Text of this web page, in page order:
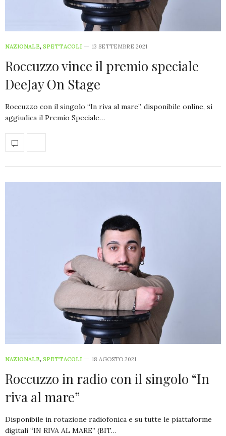
NAZIONALE, SPETTACOLI 13 SETTEMBRE 2021
Roccuzzo vince il premio speciale
DeeJay On Stage
Roccuzzo con il singolo “In riva al mare”, disponibile online, si
aggiudica il Premio Speciale…
NAZIONALE, SPETTACOLI 18 AGOSTO 2021
Roccuzzo in radio con il singolo “In
riva al mare”
Disponibile in rotazione radiofonica e su tutte le piattaforme
digitali “IN RIVA AL MARE” (BIT…